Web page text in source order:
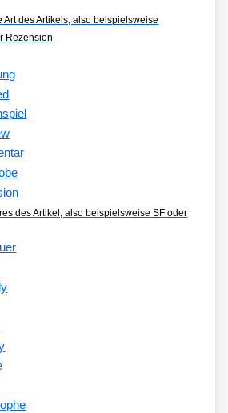
Art des Artikels, also beispielsweise
Rezension
des Artikel, also beispielsweise SF oder